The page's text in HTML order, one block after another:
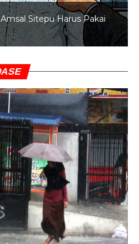
Sitepu Harus Pakai